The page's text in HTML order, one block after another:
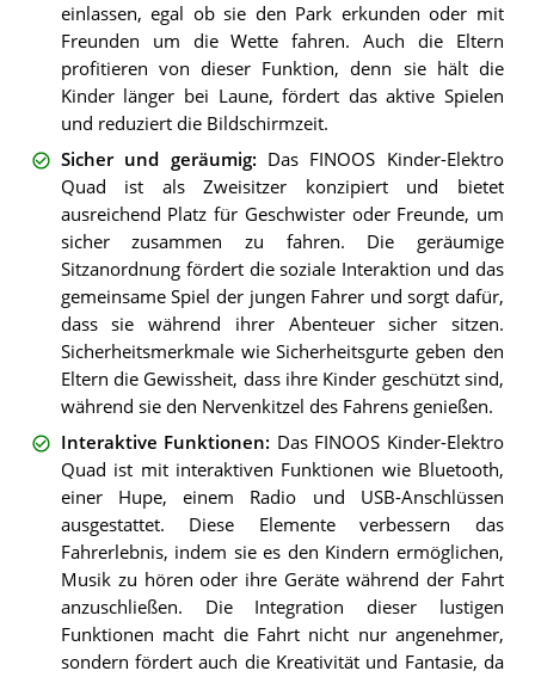
einlassen, egal ob sie den Park erkunden oder mit
Freunden um die Wette fahren. Auch die Eltern
profitieren von dieser Funktion, denn sie hält die
Kinder länger bei Laune, fördert das aktive Spielen
und reduziert die Bildschirmzeit.
Sicher und geräumig: Das FINOOS Kinder-Elektro
Quad ist als Zweisitzer konzipiert und bietet
ausreichend Platz für Geschwister oder Freunde, um
sicher zusammen zu fahren. Die geräumige
Sitzanordnung fördert die soziale Interaktion und das
gemeinsame Spiel der jungen Fahrer und sorgt dafür,
dass sie während ihrer Abenteuer sicher sitzen.
Sicherheitsmerkmale wie Sicherheitsgurte geben den
Eltern die Gewissheit, dass ihre Kinder geschützt sind,
während sie den Nervenkitzel des Fahrens genießen.
Interaktive Funktionen: Das FINOOS Kinder-Elektro
Quad ist mit interaktiven Funktionen wie Bluetooth,
einer Hupe, einem Radio und USB-Anschlüssen
ausgestattet. Diese Elemente verbessern das
Fahrerlebnis, indem sie es den Kindern ermöglichen,
Musik zu hören oder ihre Geräte während der Fahrt
anzuschließen. Die Integration dieser lustigen
Funktionen macht die Fahrt nicht nur angenehmer,
sondern fördert auch die Kreativität und Fantasie, da